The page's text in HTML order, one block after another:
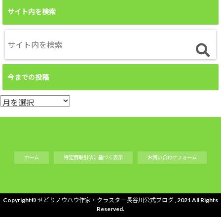
サイト内を検索
今までの投稿
今
ホーム 特定商取引法に基づく表示 お問い合わせフォーム
Copyright© せどりノウハウ作家・クラスター長谷川公式ブログ, 2021 All Rights
Reserved.